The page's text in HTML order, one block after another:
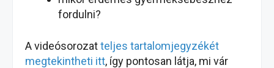
fordulni?
A videósorozatteljes tartalomjegyzékét
megtekintheti itt, így pontosan látja, mi vár